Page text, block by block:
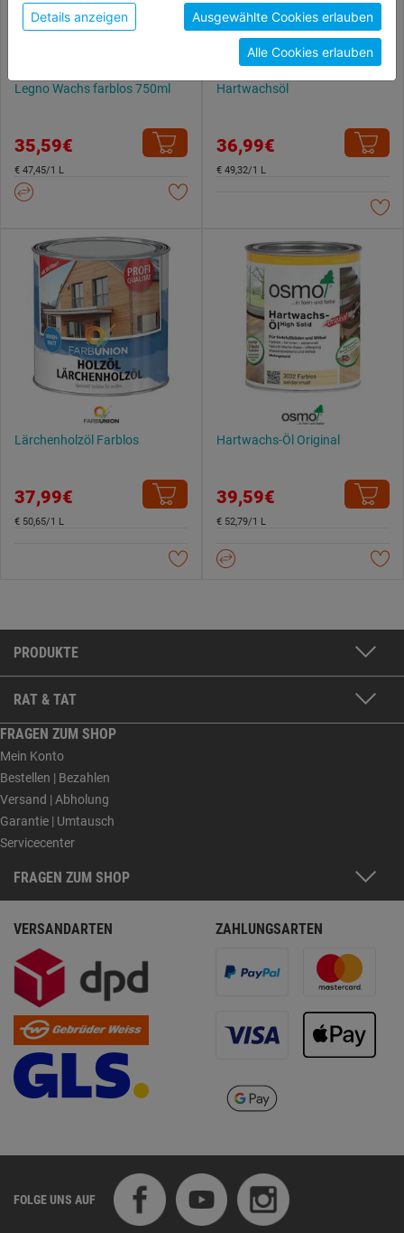
Legno Wachs farblos 750ml
35,59€
€ 47,45/1 L
Hartwachsöl
36,99€
€ 49,32/1 L
Lärchenholzöl Farblos
37,99€
€ 50,65/1 L
Hartwachs-Öl Original
39,59€
€ 52,79/1 L
PRODUKTE
RAT & TAT
FRAGEN ZUM SHOP
Mein Konto
Bestellen | Bezahlen
Versand | Abholung
Garantie | Umtausch
Servicecenter
FRAGEN ZUM SHOP
VERSANDARTEN ZAHLUNGSARTEN
FOLGE UNS AUF
anzeigen" findest du alle Infos zu den
unterschiedlichen Cookies, unter "Cookies
Konfigurieren" kannst du auswählen, welche Cookies
du zulassen möchtest und welche nicht.
Weitere Informationen findest du in unserer
Details anzeigen Ausgewählte Cookies erlauben
Alle Cookies erlauben